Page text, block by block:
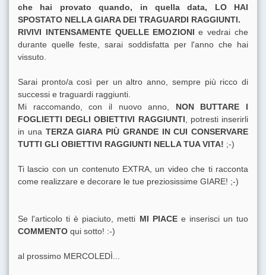
che hai provato quando, in quella data, LO HAI
SPOSTATO NELLA GIARA DEI TRAGUARDI RAGGIUNTI.
RIVIVI INTENSAMENTE QUELLE EMOZIONI e vedrai che
durante quelle feste, sarai soddisfatta per l'anno che hai
vissuto.
Sarai pronto/a così per un altro anno, sempre più ricco di
successi e traguardi raggiunti.
Mi raccomando, con il nuovo anno, NON BUTTARE I
FOGLIETTI DEGLI OBIETTIVI RAGGIUNTI , potresti inserirli
in una TERZA GIARA PIÙ GRANDE IN CUI CONSERVARE
TUTTI GLI OBIETTIVI RAGGIUNTI NELLA TUA VITA! ;-)
Ti lascio con un contenuto EXTRA, un video che ti racconta
come realizzare e decorare le tue preziosissime GIARE! ;-)
Se l'articolo ti è piaciuto, metti MI PIACEe inserisci un tuo
COMMENTO qui sotto! :-)
al prossimo MERCOLEDÌ...